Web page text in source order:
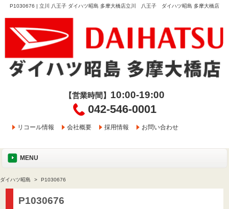
P1030676 | 立川 八王子 ダイハツ昭島 多摩大橋店立川 八王子 ダイハツ昭島 多摩大橋店
【営業時間】 10:00-19:00
042-546-0001
リコール情報 会社概要 採用情報 お問い合わせ
MENU
ダイハツ昭島 P1030676
P1030676